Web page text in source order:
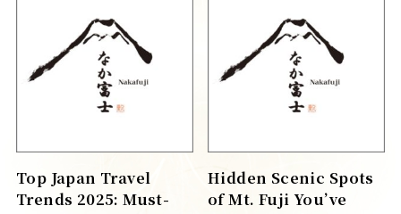
Instagram
X
Top Japan Travel
Trends 2025: Must-
Hidden Scenic Spots
of Mt. Fuji You’ve